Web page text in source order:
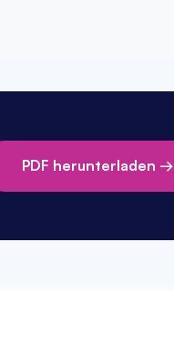
PDF herunterladen →